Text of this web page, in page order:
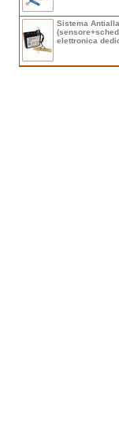
Sistema
elettronica